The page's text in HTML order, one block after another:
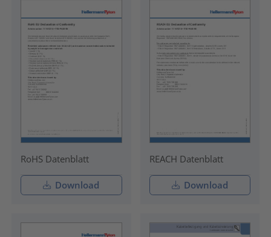
RoHS Datenblatt
Download
REACH Datenblatt
Download